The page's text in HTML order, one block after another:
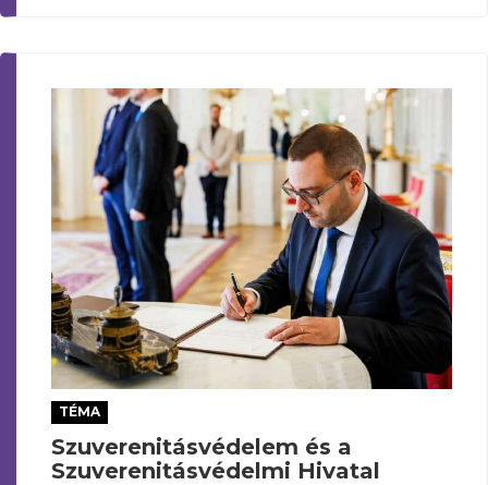
TÉMA
Szuverenitásvédelem és a
Szuverenitásvédelmi Hivatal